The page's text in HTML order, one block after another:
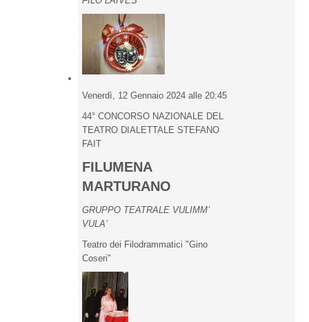
Venerdì, 12 Gennaio 2024 alle 20:45
44° CONCORSO NAZIONALE DEL
TEATRO DIALETTALE STEFANO
FAIT
FILUMENA
MARTURANO
GRUPPO TEATRALE VULIMM’
VULA’
Teatro dei Filodrammatici "Gino
Coseri"